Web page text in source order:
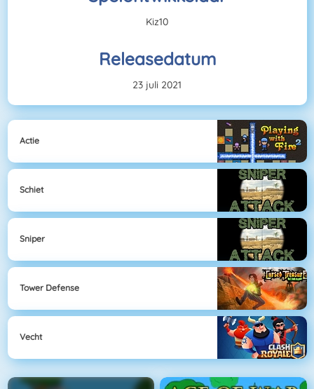
Kiz10
Releasedatum
23 juli 2021
Actie
Schiet
Sniper
Tower Defense
Vecht